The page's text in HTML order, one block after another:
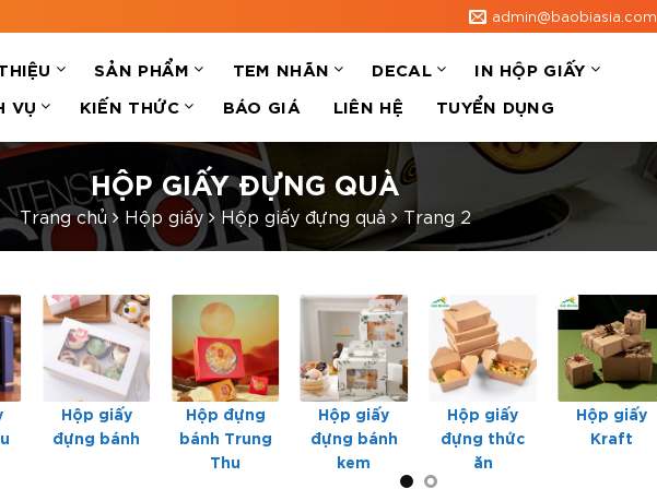
admin@baobiasia.com
SẢN PHẨM TEM NHÃN DECAL
IN HỘP GIẤY
VỤ KIẾN THỨC BÁO GIÁ LIÊN HỆ TUYỂN DỤNG
HỘP GIẤY ĐỰNG QUÀ
Trang chủ Hộp giấy Hộp giấy đựng quà Trang 2
Hộp giấy
đựng bánh
Hộp đựng
bánh Trung
Thu
Hộp giấy
đựng bánh
kem
Hộp giấy
đựng thức
ăn
Hộp giấy
Kraft